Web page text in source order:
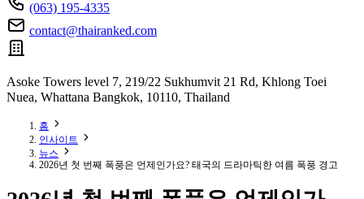
(063) 195-4335
contact@thairanked.com
Asoke Towers level 7, 219/22 Sukhumvit 21 Rd, Khlong Toei
Nuea, Whattana Bangkok, 10110, Thailand
홈
인사이트
뉴스
2026년 첫 번째 폭풍은 언제인가요? 태국의 드라마틱한 여름 폭풍 경고